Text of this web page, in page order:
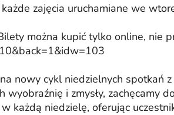
zajęcia uruchamiane we
można kupić tylko online, nie
nowy cykl niedzielnych spotkań
wyobraźnię i zmysły, zachęcamy
każdą niedzielę, oferując